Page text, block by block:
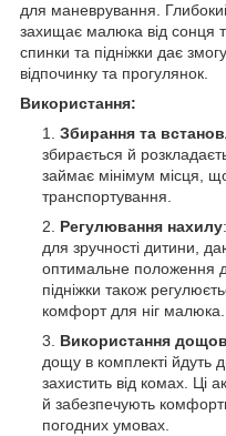
для маневрування.
захищає малюка від сонця
спинки та підніжки дає
відпочинку та прогулянок.
Використання:
Збирання та
збирається й
займає мінімум місця,
транспортування.
Регулювання нахилу
для зручності дитини,
оптимальне положення
підніжки також
комфорт для ніг малюка.
Використання
дощу в комплекті йдуть
захистить від комах. Ці
й забезпечують
погодних умовах.